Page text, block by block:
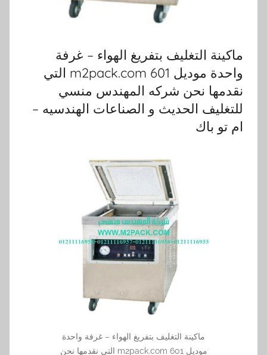
التغليف بتفريغ الهواء – غرفة
واحدة موديل 601 m2pack.com التي
نحن شركه المهندس منسي
الحديث و الصناعات الهندسيه –
ماكينة التغليف بتفريغ الهواء – غرفة واحدة
موديل 601 m2pack.com التي نقدمها نحن